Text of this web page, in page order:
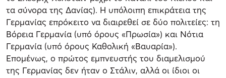
τα σύνορα της Δανίας). Η υπόλοιπη επικράτεια της
Γερμανίας επρόκειτο να διαιρεθεί σε δύο πολιτείες: τη
Βόρεια Γερμανία (υπό όρους «Πρωσία») και Νότια
Γερμανία (υπό όρους Καθολική «Βαυαρία»).
Επομένως, ο πρώτος εμπνευστής του διαμελισμού
της Γερμανίας δεν ήταν ο Στάλιν, αλλά οι ίδιοι οι